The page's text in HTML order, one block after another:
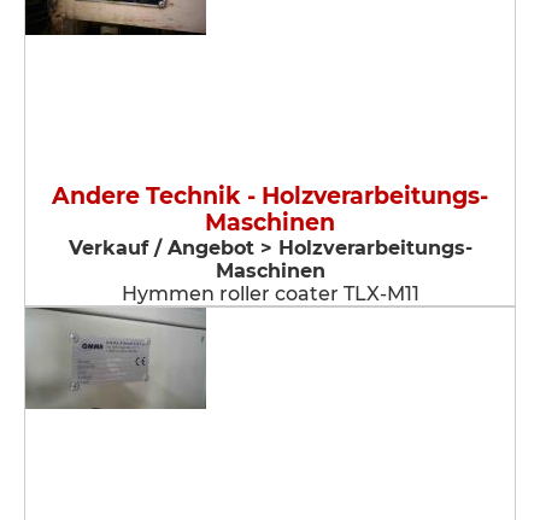
Andere Technik - Holzverarbeitungs-
Maschinen
Verkauf / Angebot > Holzverarbeitungs-
Maschinen
Hymmen roller coater TLX-M11